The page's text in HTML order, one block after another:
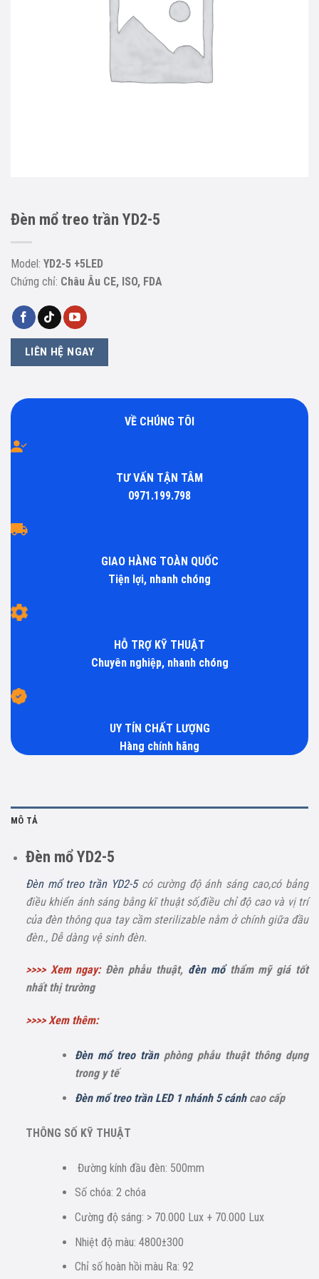
Đèn mổ treo trần YD2-5
Model: YD2-5 +5LED
Chứng chỉ: Châu Âu CE, ISO, FDA
LIÊN HỆ NGAY
VỀ CHÚNG TÔI
TƯ VẤN TẬN TÂM
0971.199.798
GIAO HÀNG TOÀN QUỐC
Tiện lợi, nhanh chóng
HỖ TRỢ KỸ THUẬT
Chuyên nghiệp, nhanh chóng
UY TÍN CHẤT LƯỢNG
Hàng chính hãng
MÔ TẢ
Đèn mổ YD2-5
Đèn mổ treo trần YD2-5 có cường độ ánh sáng cao,có bảng
điều khiển ánh sáng bằng kĩ thuật số,điều chỉ độ cao và vị trí
của đèn thông qua tay cầm sterilizable nằm ở chính giữa đầu
đèn., Dễ dàng vệ sinh đèn.
>>>> Xem ngay:Đèn phẫu thuật, đèn mổthẩm mỹ giá tốt
nhất thị trường
>>>> Xem thêm:
Đèn mổ treo trầnphòng phẫu thuật thông dụng
trong y tế
Đèn mổ treo trần LED 1 nhánh 5 cánhcao cấp
THÔNG SỐ KỸ THUẬT
Đường kính đầu đèn: 500mm
Số chóa: 2 chóa
Cường độ sáng: > 70.000 Lux + 70.000 Lux
Nhiệt độ màu: 4800±300
Chỉ số hoàn hồi màu Ra: 92